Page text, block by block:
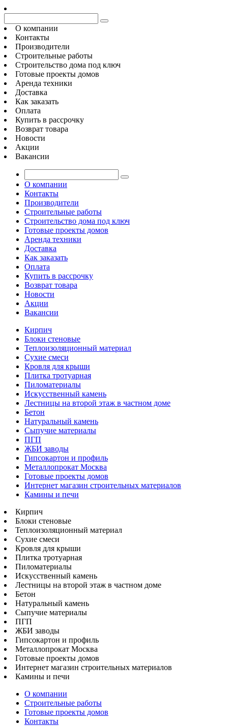
О компании
Контакты
Производители
Строительные работы
Строительство дома под ключ
Готовые проекты домов
Аренда техники
Доставка
Как заказать
Оплата
Купить в рассрочку
Возврат товара
Новости
Акции
Вакансии
О компании
Контакты
Производители
Строительные работы
Строительство дома под ключ
Готовые проекты домов
Аренда техники
Доставка
Как заказать
Оплата
Купить в рассрочку
Возврат товара
Новости
Акции
Вакансии
Кирпич
Блоки стеновые
Теплоизоляционный материал
Сухие смеси
Кровля для крыши
Плитка тротуарная
Пиломатериалы
Искусственный камень
Лестницы на второй этаж в частном доме
Бетон
Натуральный камень
Сыпучие материалы
ПГП
ЖБИ заводы
Гипсокартон и профиль
Металлопрокат Москва
Готовые проекты домов
Интернет магазин строительных материалов
Камины и печи
Кирпич
Блоки стеновые
Теплоизоляционный материал
Сухие смеси
Кровля для крыши
Плитка тротуарная
Пиломатериалы
Искусственный камень
Лестницы на второй этаж в частном доме
Бетон
Натуральный камень
Сыпучие материалы
ПГП
ЖБИ заводы
Гипсокартон и профиль
Металлопрокат Москва
Готовые проекты домов
Интернет магазин строительных материалов
Камины и печи
О компании
Строительные работы
Готовые проекты домов
Контакты